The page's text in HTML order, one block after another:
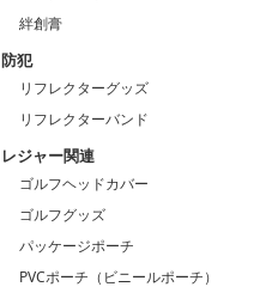
絆創膏
防犯
リフレクターグッズ
リフレクターバンド
レジャー関連
ゴルフヘッドカバー
ゴルフグッズ
パッケージポーチ
PVCポーチ（ビニールポーチ）